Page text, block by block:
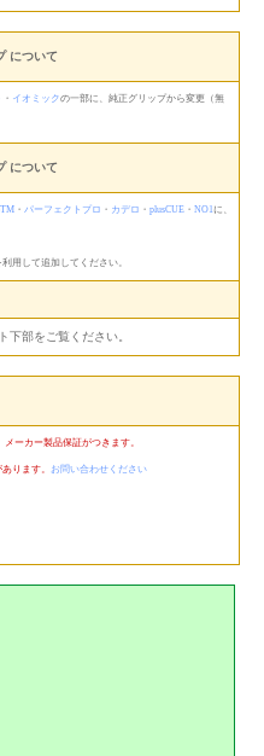
について
・ イオミックの一部に、純正グリップから変更（無
について
・ パーフェクトプロ ・ カデロ ・ plusCUE ・ NO1 に、
用して追加してください。
下部をご覧ください。
ーカー製品保証がつきます。
ります。 お問い合わせください